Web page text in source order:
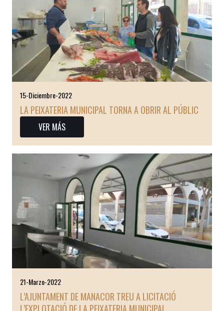
15-Diciembre-2022
LA PEIXATERIA MUNICIPAL TORNA A OBRIR AL PÚBLIC
VER MÁS
21-Marzo-2022
L’AJUNTAMENT DE MANACOR TREU A LICITACIÓ
L’EXPLOTACIÓ DE LA PEIXATERIA MUNICIPAL